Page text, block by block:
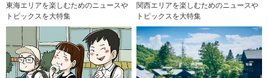
東海エリアを楽しむためのニュースや
トピックスを大特集
関西エリアを楽しむためのニュースや
トピックスを大特集